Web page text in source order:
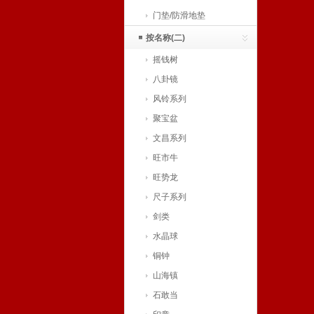
门垫/防滑地垫
按名称(二)
摇钱树
八卦镜
风铃系列
聚宝盆
文昌系列
旺市牛
旺势龙
尺子系列
剑类
水晶球
铜钟
山海镇
石敢当